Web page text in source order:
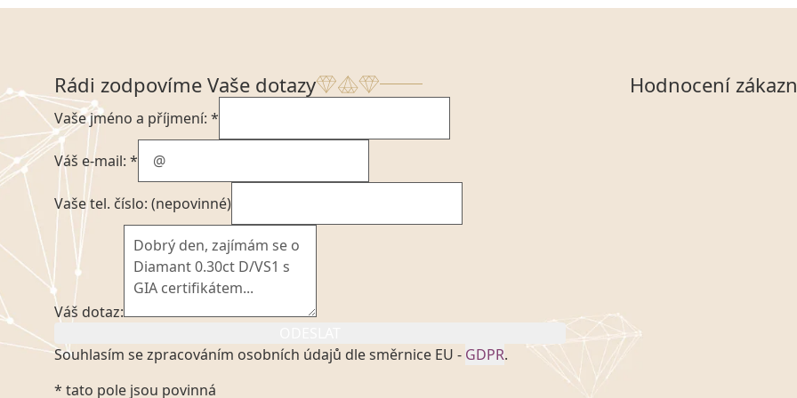
Rádi zodpovíme Vaše dotazy
Vaše jméno a příjmení: *
Váš e-mail: *
Vaše tel. číslo: (nepovinné)
Váš dotaz:
Souhlasím se zpracováním osobních údajů dle směrnice EU - GDPR.
Kliknutím na výše uvedený odkaz, v souladu se zákonem č. 101/2000 Sb. v
* tato pole jsou povinná
Hodnocení